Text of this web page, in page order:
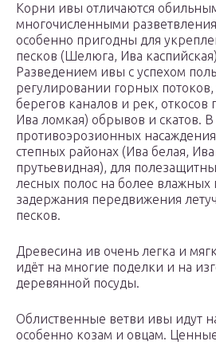
Корни ивы отличаются
многочисленными
особенно пригодны для
песков (Шелюга, Ива
Разведением ивы с успехом
регулировании горных
берегов каналов и рек, откосов
Ива ломкая) обрывов и скатов. В
противоэрозионных
степных районах (Ива белая,
прутьевидная), для
лесных полос на более влажных
задержания передвижения
песков.
Древесина ив очень легка и
идёт на многие поделки и на
деревянной посуды.
Облиственные ветви ивы идут
особенно козам и овцам.